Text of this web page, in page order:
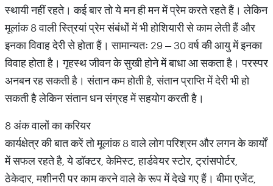
स्थायी नहीं रहते। कई बार तो ये मन ही मन में प्रेम करते रहते हैं। लेकिन
मूलांक 8 वाली स्त्रियां प्रेम संबंधों में भी होशियारी से काम लेती हैं और
इनका विवाह देरी से होता हैं। सामान्यतः 29 – 30 वर्ष की आयु में इनका
विवाह होता है। गृहस्थ जीवन के सुखी होने में बाधा आ सकता है। परस्पर
अनबन रह सकती है। संतान कम होती है, संतान प्राप्ति में देरी भी हो
सकती है लेकिन संतान धन संग्रह में सहयोग करती है।
8 अंक वालों का करियर
कार्यक्षेत्र की बात करें तो मूलांक 8 वाले लोग परिश्रम और लगन के कार्यों
में सफल रहते है, ये डॉक्टर, केमिस्ट, हार्डवेयर स्टोर, ट्रांसपोर्टर,
ठेकेदार, मशीनरी पर काम करने वाले के रूप में देखे गए हैं। बीमा एजेंट,